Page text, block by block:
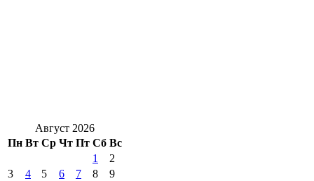
Август 2026
Пн Вт Ср Чт Пт Сб Вс
1
2
3
4 5 6 7 8
9